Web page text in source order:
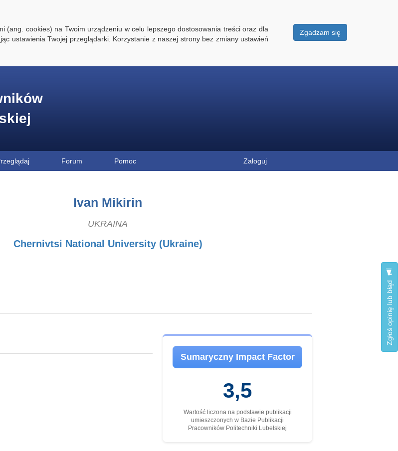
Zgadzam się
(ang. cookies) na Twoim urządzeniu w celu lepszego dostosowania treści oraz dla
ustawienia Twojej przeglądarki. Korzystanie z naszej strony bez zmiany ustawień
Forum Pomoc Zaloguj
Zgłoś opinię lub błąd
Ivan Mikirin
UKRAINA
Chernivtsi National University (Ukraine)
Sumaryczny Impact Factor
3,5
Wartość liczona na podstawie publikacji
umieszczonych w Bazie Publikacji
Pracowników Politechniki Lubelskiej